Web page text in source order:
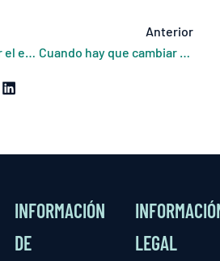
Consejos para cuidar el embrague de tu coche
Anterior
Cuando hay que cambiar el embrague de un coche
INFORMACIÓN
DE
LEGAL